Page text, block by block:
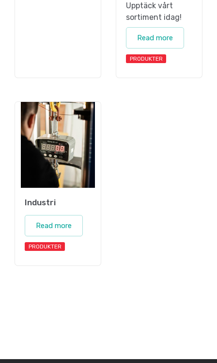
Upptäck vårt
sortiment idag!
Read more
PRODUKTER
Industri
Read more
PRODUKTER